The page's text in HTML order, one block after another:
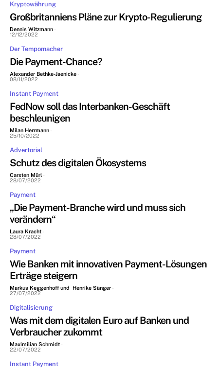
Kryptowährung
Großbritanniens Pläne zur Krypto-Regulierung
Dennis Witzmann -
12/12/2022
Der Tempomacher
Die Payment-Chance?
Alexander Bethke-Jaenicke -
08/11/2022
Instant Payment
FedNow soll das Interbanken-Geschäft
beschleunigen
Milan Herrmann -
25/10/2022
Advertorial
Schutz des digitalen Ökosystems
Carsten Mürl -
28/07/2022
Payment
„Die Payment-Branche wird und muss sich
verändern“
Laura Kracht -
28/07/2022
Payment
Wie Banken mit innovativen Payment-Lösungen
Erträge steigern
Markus Keggenhoff und Henrike Sänger -
27/07/2022
Digitalisierung
Was mit dem digitalen Euro auf Banken und
Verbraucher zukommt
Maximilian Schmidt -
22/07/2022
Instant Payment